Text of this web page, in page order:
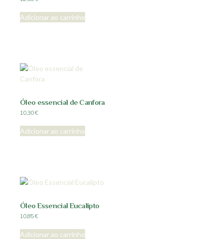
Adicionar ao carrinho
Óleo essencial de Canfora
10,30€
Adicionar ao carrinho
Óleo Essencial Eucalipto
10,85€
Adicionar ao carrinho